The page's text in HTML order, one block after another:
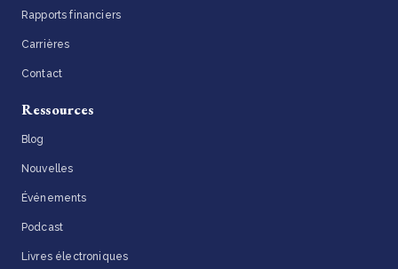
Rapports financiers
Carrières
Contact
Ressources
Blog
Nouvelles
Événements
Podcast
Livres électroniques